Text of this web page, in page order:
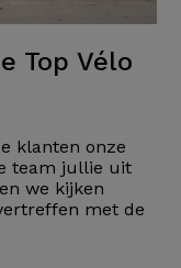
Top Vélo
klanten onze
team jullie uit
we kijken
met de